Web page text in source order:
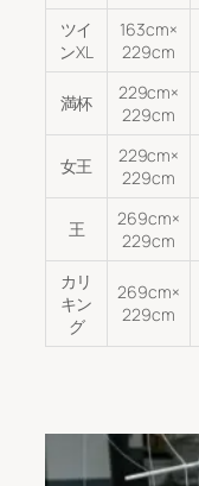
ツイ
ンXL
163cm×
229cm
満杯
229cm×
229cm
女王
229cm×
229cm
王
269cm×
229cm
カリ
キン
グ
269cm×
229cm